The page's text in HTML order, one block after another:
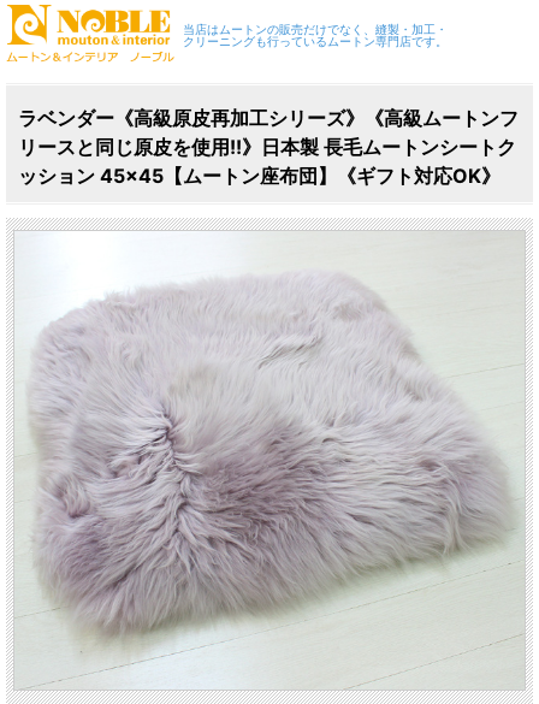
当店はムートンの販売だけでなく、縫製・加工・
クリーニングも行っているムートン専門店です。
ラベンダー《高級原皮再加工シリーズ》《高級ムートンフ
リースと同じ原皮を使用!!》日本製 長毛ムートンシートク
ッション 45×45【ムートン座布団】《ギフト対応OK》